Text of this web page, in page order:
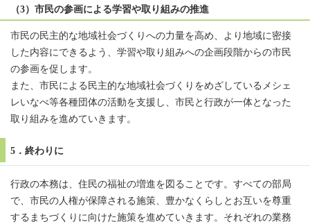
（3）市民の参画による学習や取り組みの推進
市民の民主的な地域社会づくりへの力量を高め、より地域に密接
した内容にできるよう、学習や取り組みへの企画段階からの市民
の参画を促します。
また、市民による民主的な地域社会づくりをめざしているメシェ
レいなべ等各種団体の活動を支援し、市民と行政が一体となった
取り組みを進めていきます。
5．終わりに
行政の本務は、住民の福祉の増進を図ることです。すべての部局
で、市民の人権が保障される施策、豊かなくらしとお互いを尊重
するまちづくりに向けた施策を進めていきます。それぞれの業務